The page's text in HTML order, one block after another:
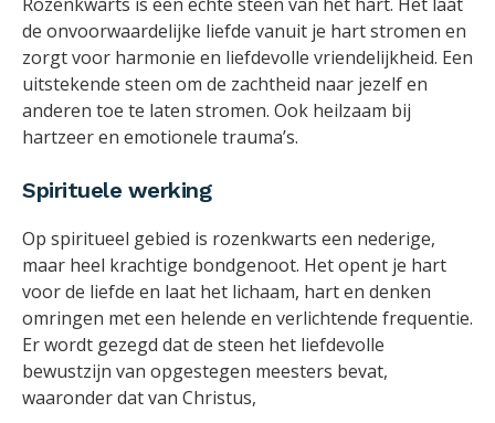
de onvoorwaardelijke liefde vanuit je hart stromen en
zorgt voor harmonie en liefdevolle vriendelijkheid. Een
uitstekende steen om de zachtheid naar jezelf en
anderen toe te laten stromen. Ook heilzaam bij
hartzeer en emotionele trauma’s.
Spirituele werking
Op spiritueel gebied is rozenkwarts een nederige,
maar heel krachtige bondgenoot. Het opent je hart
voor de liefde en laat het lichaam, hart en denken
omringen met een helende en verlichtende frequentie.
Er wordt gezegd dat de steen het liefdevolle
bewustzijn van opgestegen meesters bevat,
waaronder dat van Christus,